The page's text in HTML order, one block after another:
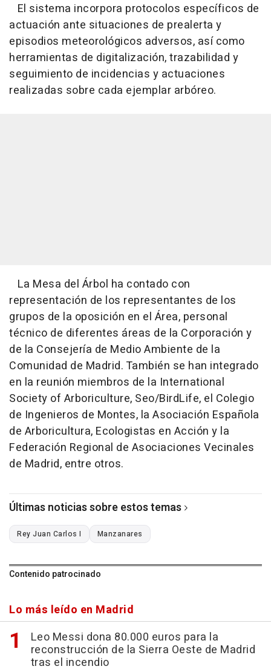
El sistema incorpora protocolos específicos de
actuación ante situaciones de prealerta y
episodios meteorológicos adversos, así como
herramientas de digitalización, trazabilidad y
seguimiento de incidencias y actuaciones
realizadas sobre cada ejemplar arbóreo.
La Mesa del Árbol ha contado con
representación de los representantes de los
grupos de la oposición en el Área, personal
técnico de diferentes áreas de la Corporación y
de la Consejería de Medio Ambiente de la
Comunidad de Madrid. También se han integrado
en la reunión miembros de la International
Society of Arboriculture, Seo/BirdLife, el Colegio
de Ingenieros de Montes, la Asociación Española
de Arboricultura, Ecologistas en Acción y la
Federación Regional de Asociaciones Vecinales
de Madrid, entre otros.
Últimas noticias sobre estos temas
Rey Juan Carlos I Manzanares
Contenido patrocinado
Lo más leído en Madrid
Leo Messi dona 80.000 euros para la
reconstrucción de la Sierra Oeste de Madrid
tras el incendio